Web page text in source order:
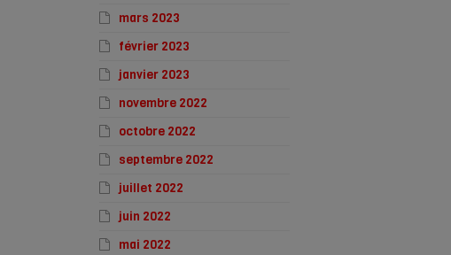
mars 2023
février 2023
janvier 2023
novembre 2022
octobre 2022
septembre 2022
juillet 2022
juin 2022
mai 2022